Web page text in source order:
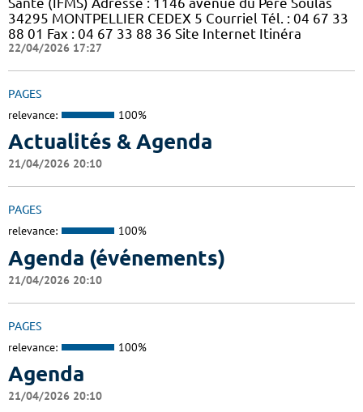
34295 MONTPELLIER CEDEX 5 Courriel Tél. : 04 67 33
88 01 Fax : 04 67 33 88 36 Site Internet Itinéra
22/04/2026 17:27
PAGES
relevance: 100%
Actualités & Agenda
21/04/2026 20:10
PAGES
relevance: 100%
Agenda (événements)
21/04/2026 20:10
PAGES
relevance: 100%
Agenda
21/04/2026 20:10